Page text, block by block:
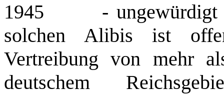
1945
‑
solchen Alibis ist
Vertreibung von mehr
deutschem